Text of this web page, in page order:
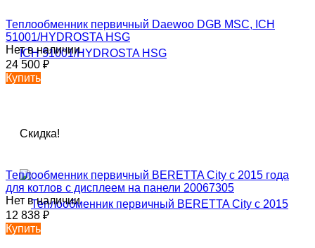
Теплообменник первичный Daewoo DGB MSC, ICH
51001/HYDROSTA HSG
Нет в наличии
24 500 ₽
Купить
Скидка!
Теплообменник первичный BERETTA City с 2015 года
для котлов с дисплеем на панели 20067305
Нет в наличии
12 838 ₽
Купить